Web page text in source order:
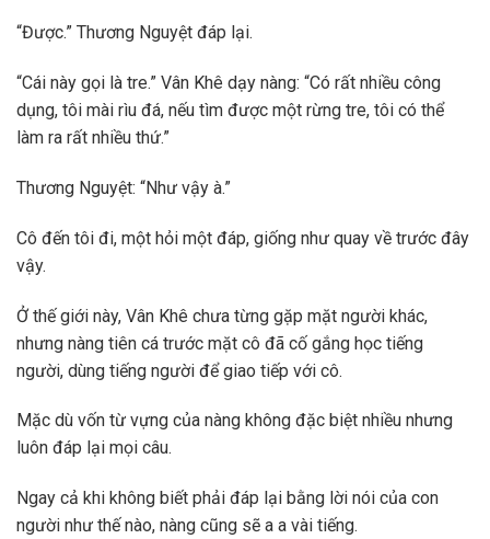
“Được.” Thương Nguyệt đáp lại.
“Cái này gọi là tre.” Vân Khê dạy nàng: “Có rất nhiều công
dụng, tôi mài rìu đá, nếu tìm được một rừng tre, tôi có thể
làm ra rất nhiều thứ.”
Thương Nguyệt: “Như vậy à.”
Cô đến tôi đi, một hỏi một đáp, giống như quay về trước đây
vậy.
Ở thế giới này, Vân Khê chưa từng gặp mặt người khác,
nhưng nàng tiên cá trước mặt cô đã cố gắng học tiếng
người, dùng tiếng người để giao tiếp với cô.
Mặc dù vốn từ vựng của nàng không đặc biệt nhiều nhưng
luôn đáp lại mọi câu.
Ngay cả khi không biết phải đáp lại bằng lời nói của con
người như thế nào, nàng cũng sẽ a a vài tiếng.